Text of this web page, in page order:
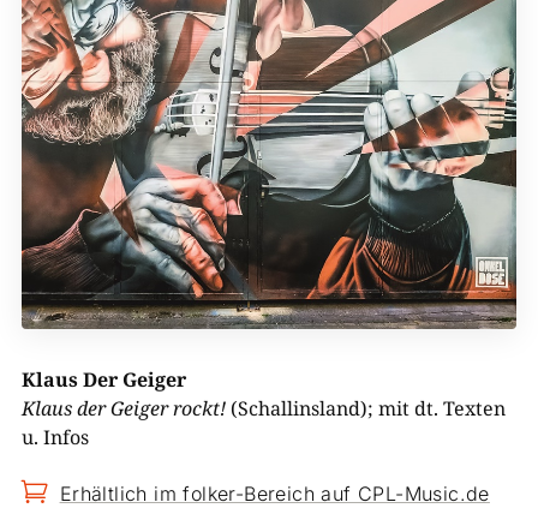
Klaus Der Geiger
Klaus der Geiger rockt!(Schallinsland); mit dt. Texten
u. Infos
 Erhältlich im folker-Bereich auf CPL-Music.de